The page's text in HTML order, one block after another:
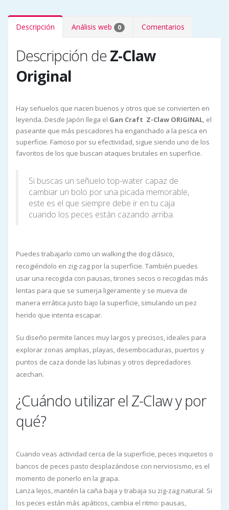
Descripción Análisis web 0 Comentarios
Descripción deZ-Claw
Original
Hay señuelos que nacen buenos y otros que se convierten en
leyenda. Desde Japón llega el Gan Craft Z-Claw ORIGINAL, el
paseante que más pescadores ha enganchado a la pesca en
superficie. Famoso por su efectividad, sigue siendo uno de los
favoritos de los que buscan ataques brutales en superficie.
Si buscas un señuelo top-water capaz de
cambiar un bolo por una picada memorable,
este es el que siempre debe ir en tu caja
cuando los peces están cazando arriba.
Puedes trabajarlo como un walking the dog clásico,
recogiéndolo en zig-zag por la superficie. También puedes
usar una recogida con pausas, tirones secos o recogidas más
lentas para que se sumerja ligeramente y se mueva de
manera errática justo bajo la superficie, simulando un pez
herido que intenta escapar.
Su diseño permite lances muy largos y precisos, ideales para
explorar zonas amplias, playas, desembocaduras, puertos y
puntos de caza donde las lubinas y otros depredadores
acechan.
¿Cuándo utilizar el Z-Claw y por
qué?
Cuando veas actividad cerca de la superficie, peces inquietos o
bancos de peces pasto desplazándose con nerviosismo, es el
momento de ponerlo en la grapa.
Lanza lejos, mantén la caña baja y trabaja su zig-zag natural. Si
los peces están más apáticos, cambia el ritmo: pausas,